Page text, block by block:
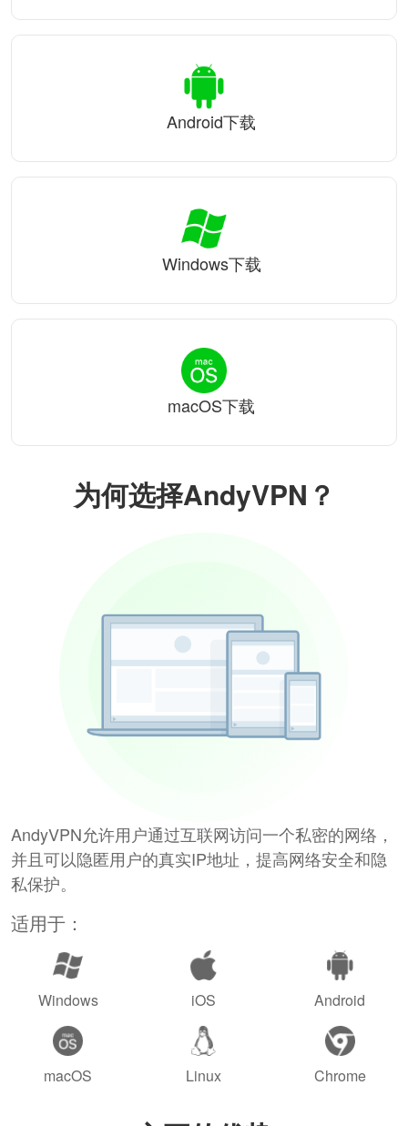
为何选择AndyVPN？
AndyVPN允许用户通过互联网访问一个私密的网络，
并且可以隐匿用户的真实IP地址，提高网络安全和隐
私保护。
适用于：
Windows iOS Android
macOS Linux Chrome
Android下载
Windows下载
macOS下载